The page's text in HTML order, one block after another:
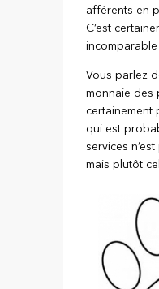
afférents en
C’est
Vous parlez
monnaie des
certainement
qui est
services
mais plutôt